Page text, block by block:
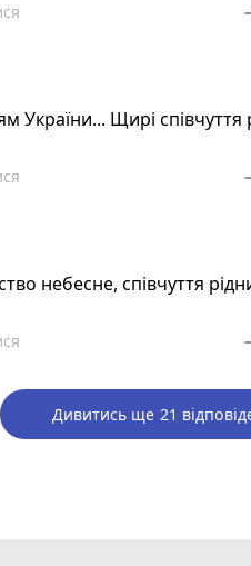
України... Щирі співчуття
небесне, співчуття
Дивитись ще 21